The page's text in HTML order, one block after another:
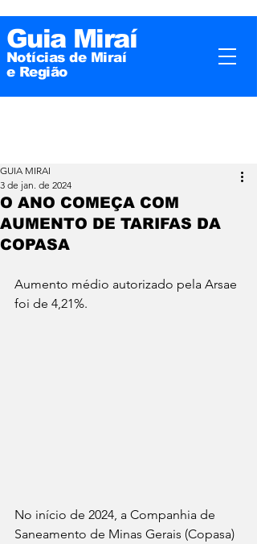
Guia Miraí
Notícias de Miraí
e Região
O ANO COMEÇA COM
AUMENTO DE TARIFAS DA
COPASA
GUIA MIRAI
3 de jan. de 2024
Aumento médio autorizado pela Arsae
foi de 4,21%.
No início de 2024, a Companhia de
Saneamento de Minas Gerais (Copasa)